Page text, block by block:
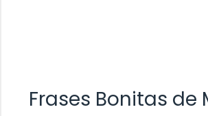
Frases Bonitas de